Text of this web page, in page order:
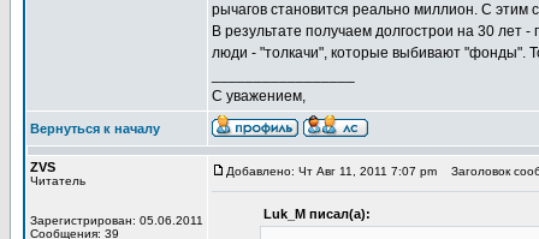
рычагов становится реально миллион. С этим
В результате получаем долгострои на 30 лет
люди - "толкачи", которые выбивают "фонды".
С уважением,
Вернуться к началу
ZVS
Читатель
Зарегистрирован: 05.06.2011
Сообщения: 39
Добавлено: Чт Авг 11, 2011 7:07 pm Заголовок
Luk_M писал(а):